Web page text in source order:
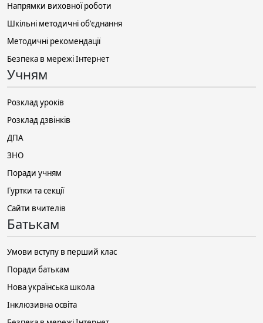
Напрямки виховної роботи
Шкільні методичні об'єднання
Методичні рекомендації
Безпека в мережі Інтернет
Учням
Розклад уроків
Розклад дзвінків
ДПА
ЗНО
Поради учням
Гуртки та секції
Сайти вчителів
Батькам
Умови вступу в перший клас
Поради батькам
Нова українська школа
Інклюзивна освіта